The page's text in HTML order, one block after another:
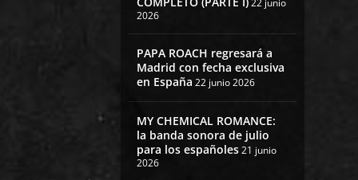
22 junio
2026
PAPA ROACH regresará a
Madrid con fecha exclusiva
en España 22 junio 2026
MY CHEMICAL ROMANCE:
la banda sonora de julio
para los españoles21 junio
2026